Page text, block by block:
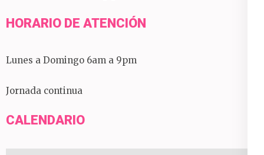
HORARIO DE ATENCIÓN
Lunes a Domingo 6am a 9pm
Jornada continua
CALENDARIO